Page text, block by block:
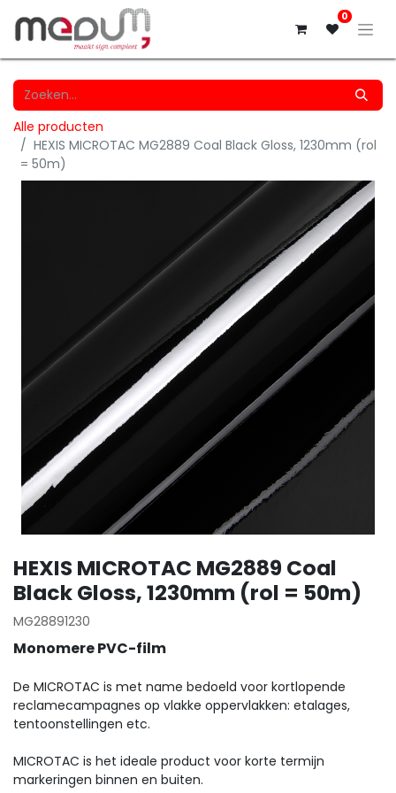
0
Alle producten
HEXIS MICROTAC MG2889 Coal Black Gloss, 1230mm (rol
= 50m)
HEXIS MICROTAC MG2889 Coal
Black Gloss, 1230mm (rol = 50m)
MG28891230
Monomere PVC-film
De MICROTAC is met name bedoeld voor kortlopende
reclamecampagnes op vlakke oppervlakken: etalages,
tentoonstellingen etc.
MICROTAC is het ideale product voor korte termijn
markeringen binnen en buiten.